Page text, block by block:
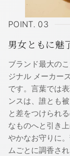
POINT. 03
男女ともに魅
ブランド最大の
ジナル メーカー
です。言葉では
ンスは、誰とも
と差をつけられ
なものへと引き
やかなお守りに
ムごとに調香さ